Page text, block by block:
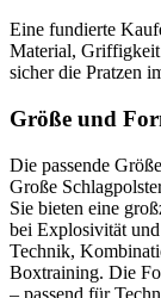
Eine fundierte
Material,
sicher die Pratzen
Größe und
Die passende
Große
Sie bieten eine
bei Explosivität
Technik,
Boxtraining. Die
– passend für